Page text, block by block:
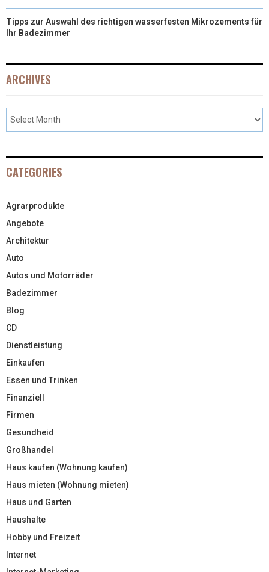
Tipps zur Auswahl des richtigen wasserfesten Mikrozements für
Ihr Badezimmer
ARCHIVES
CATEGORIES
Agrarprodukte
Angebote
Architektur
Auto
Autos und Motorräder
Badezimmer
Blog
CD
Dienstleistung
Einkaufen
Essen und Trinken
Finanziell
Firmen
Gesundheid
Großhandel
Haus kaufen (Wohnung kaufen)
Haus mieten (Wohnung mieten)
Haus und Garten
Haushalte
Hobby und Freizeit
Internet